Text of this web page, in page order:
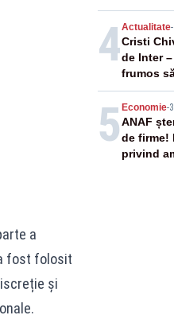
a
fost folosit
și
4Actualitate-
Cristi
de Inter
frumos
5 Economie-
ANAF
de firme!
privind